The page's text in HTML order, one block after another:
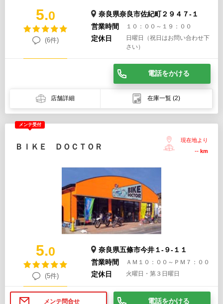
5.0
(6件)
奈良県奈良市佐紀町２９４７-１
営業時間
１０：００～１９：００
定休日
日曜日（祝日はお問い合わせ下
さい）
電話をかける
店舗詳細 在庫一覧 (2)
メンテ受付
ＢＩＫＥ ＤＯＣＴＯＲ
現在地より
-- km
5.0
(5件)
奈良県五條市今井１-９-１１
営業時間
ＡＭ１０：００～ＰＭ７：００
定休日 火曜日・第３日曜日
メンテ問合せ 電話をかける